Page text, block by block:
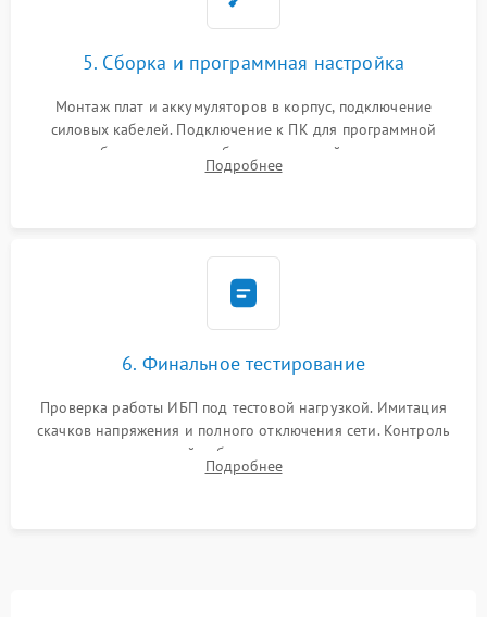
5. Сборка и программная настройка
Монтаж плат и аккумуляторов в корпус, подключение
силовых кабелей. Подключение к ПК для программной
калибровки констант батареи, настройки порогов
срабатывания AVR и сброса счетчиков старения АКБ.
Подробнее
6. Финальное тестирование
Проверка работы ИБП под тестовой нагрузкой. Имитация
скачков напряжения и полного отключения сети. Контроль
времени автономной работы, температурного режима и
корректности формы выходного сигнала.
Подробнее